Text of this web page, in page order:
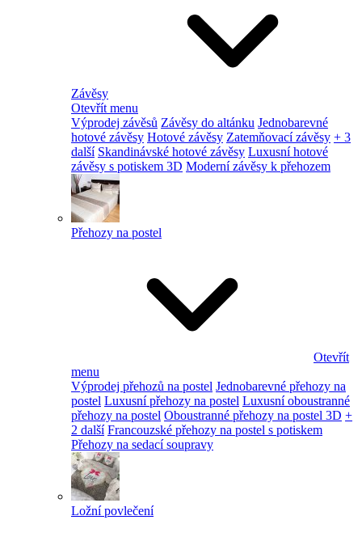
Závěsy
Otevřít menu
Výprodej závěsů Závěsy do altánku Jednobarevné
hotové závěsy Hotové závěsy Zatemňovací závěsy + 3
další Skandinávské hotové závěsy Luxusní hotové
závěsy s potiskem 3D Moderní závěsy k přehozem
Přehozy na postel
Otevřít
menu
Výprodej přehozů na postel Jednobarevné přehozy na
postel Luxusní přehozy na postel Luxusní oboustranné
přehozy na postel Oboustranné přehozy na postel 3D +
2 další Francouzské přehozy na postel s potiskem
Přehozy na sedací soupravy
Ložní povlečení